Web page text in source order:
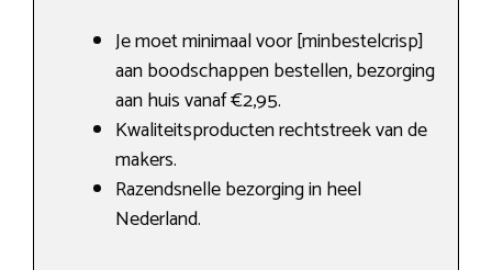
Je moet minimaal voor [minbestelcrisp]
aan boodschappen bestellen, bezorging
aan huis vanaf €2,95.
Kwaliteitsproducten rechtstreek van de
makers.
Razendsnelle bezorging in heel
Nederland.